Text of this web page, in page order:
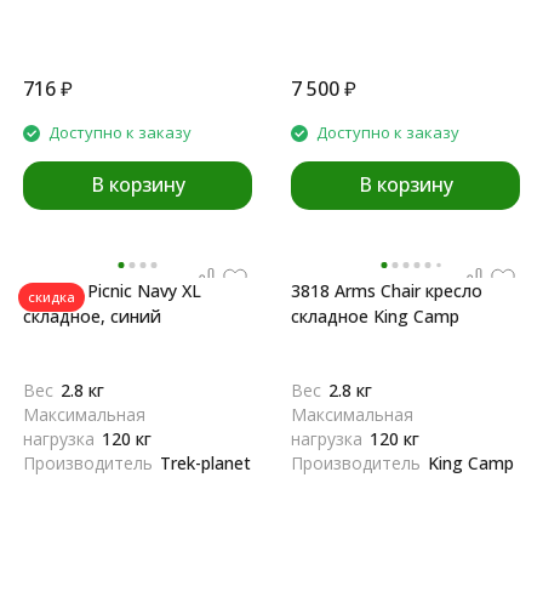
716₽
Доступно к заказу
В корзину
7 500₽
Доступно к заказу
В корзину
скидка
Кресло Picnic Navy XL
складное, синий
Вес 2.8 кг
Максимальная
нагрузка 120 кг
Производитель Trek-planet
3818 Arms Chair кресло
складное King Camp
Вес 2.8 кг
Максимальная
нагрузка 120 кг
Производитель King Camp